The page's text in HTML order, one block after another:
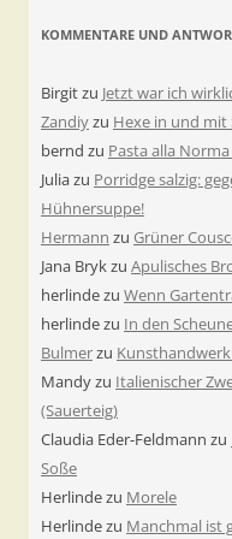
KOMMENTARE UND
Birgitzu Jetzt war ich
Zandiyzu Hexe in und mit
bernd zu Pasta alla
Juliazu Porridge salzig:
Hühnersuppe!
Hermann zu Grüner
Jana Brykzu Apulisches
herlindezu Wenn
herlindezu In den
Bulmerzu
Mandyzu Italienischer
(Sauerteig)
Claudia Eder-Feldmann zu
Soße
Herlindezu Morele
Herlindezu Manchmal ist